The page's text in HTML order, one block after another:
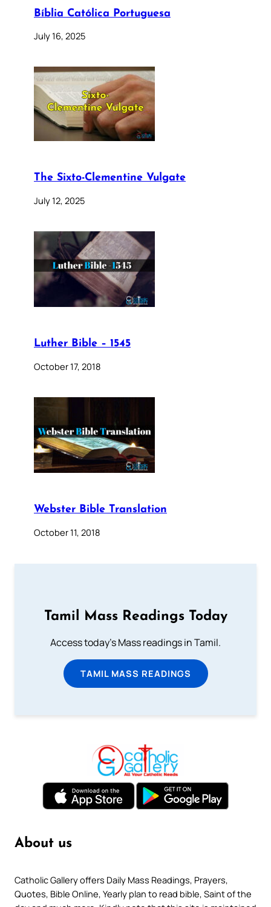
Bíblia Católica Portuguesa
July 16, 2025
The Sixto-Clementine Vulgate
July 12, 2025
Luther Bible – 1545
October 17, 2018
Webster Bible Translation
October 11, 2018
Tamil Mass Readings Today
Access today's Mass readings in Tamil.
TAMIL MASS READINGS
About us
Catholic Gallery offers Daily Mass Readings, Prayers,
Quotes, Bible Online, Yearly plan to read bible, Saint of the